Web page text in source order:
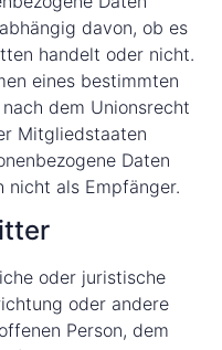
davon, ob es
handelt oder nicht.
eines bestimmten
dem Unionsrecht
Mitgliedstaaten
Daten
nicht als Empfänger.
oder juristische
oder andere
Person, dem